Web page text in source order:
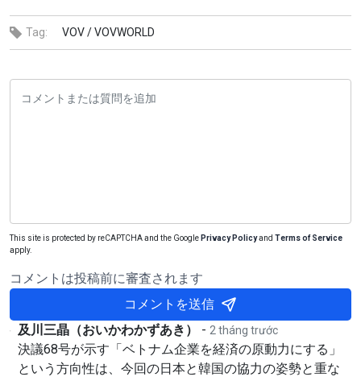
Tag: VOV /VOVWORLD
This site is protected by reCAPTCHA and the Google Privacy Policyand Terms of Service
apply.
コメントは投稿前に審査されます
コメントを送信
及川三晶（おいかわかずあき）
-2 tháng trước
決議68号が示す「ベトナム企業を経済の原動力にする」
という方向性は、今回の日本と韓国の協力の姿勢と重な